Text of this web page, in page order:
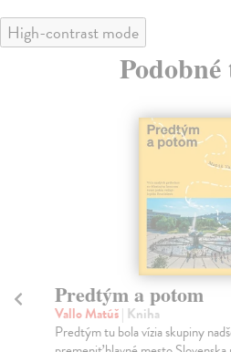
High-contrast mode
Predtým a potom
Vallo Matúš| Kniha
Predtým tu bola vízia skupiny